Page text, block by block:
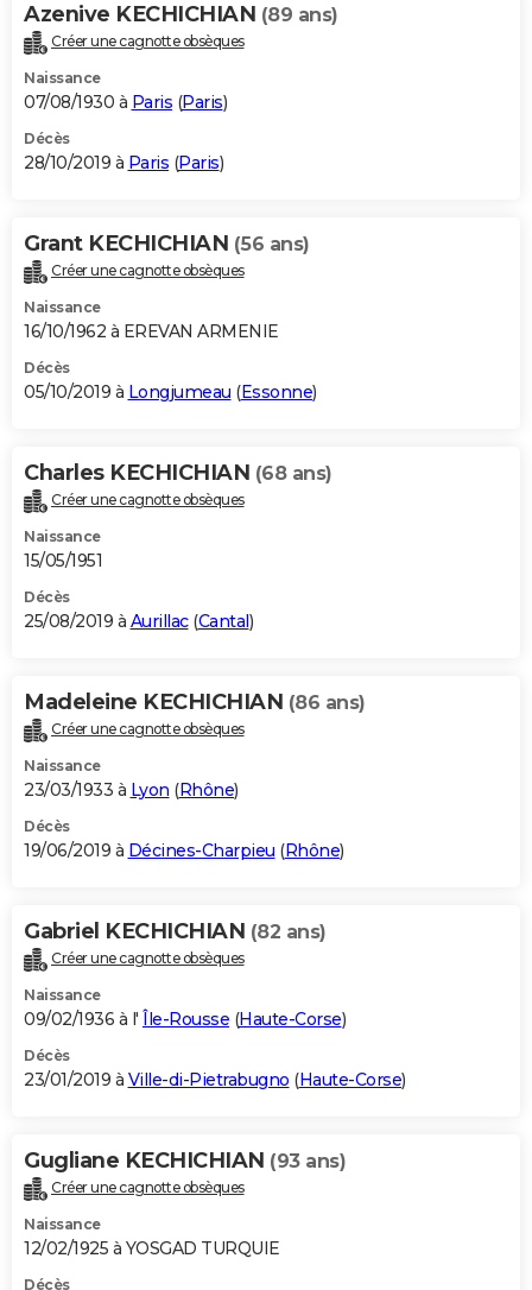
Azenive KECHICHIAN (89 ans)
Créer une cagnotte obsèques
Naissance
07/08/1930 à Paris (Paris)
Décès
28/10/2019 à Paris (Paris)
Grant KECHICHIAN (56 ans)
Créer une cagnotte obsèques
Naissance
16/10/1962 à EREVAN ARMENIE
Décès
05/10/2019 à Longjumeau (Essonne)
Charles KECHICHIAN (68 ans)
Créer une cagnotte obsèques
Naissance
15/05/1951
Décès
25/08/2019 à Aurillac(Cantal)
Madeleine KECHICHIAN (86 ans)
Créer une cagnotte obsèques
Naissance
23/03/1933 à Lyon (Rhône)
Décès
19/06/2019 à Décines-Charpieu (Rhône)
Gabriel KECHICHIAN (82 ans)
Créer une cagnotte obsèques
Naissance
09/02/1936 à l' Île-Rousse (Haute-Corse)
Décès
23/01/2019 à Ville-di-Pietrabugno (Haute-Corse)
Gugliane KECHICHIAN (93 ans)
Créer une cagnotte obsèques
Naissance
12/02/1925 à YOSGAD TURQUIE
Décès